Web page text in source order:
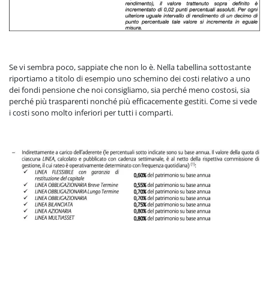
Se vi sembra poco, sappiate che non lo è. Nella tabellina sottostante
riportiamo a titolo di esempio uno schemino dei costi relativo a uno
dei fondi pensione che noi consigliamo, sia perché meno costosi, sia
perché più trasparenti nonché più efficacemente gestiti. Come si vede
i costi sono molto inferiori per tutti i comparti.